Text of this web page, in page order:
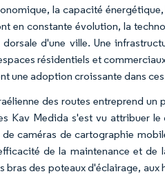
la capacité
en constante évolution, la
d'une ville. Une
résidentiels et
une adoption croissante dans
des routes entreprend
Kav Medida s'est vu attribuer
caméras de cartographie
de la maintenance et de
bras des poteaux d'éclairage,